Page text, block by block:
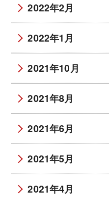
2022年2月
2022年1月
2021年10月
2021年8月
2021年6月
2021年5月
2021年4月